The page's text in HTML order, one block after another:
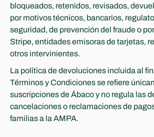
bloqueados, retenidos, revisados,
por motivos técnicos, bancarios,
seguridad, de prevención del fraude o
Stripe, entidades emisoras de tarjetas,
otros intervinientes.
La política de devoluciones incluida al
Términos y Condiciones se refiere
suscripciones de Ábaco y no regula las
cancelaciones o reclamaciones de
familias a la AMPA.